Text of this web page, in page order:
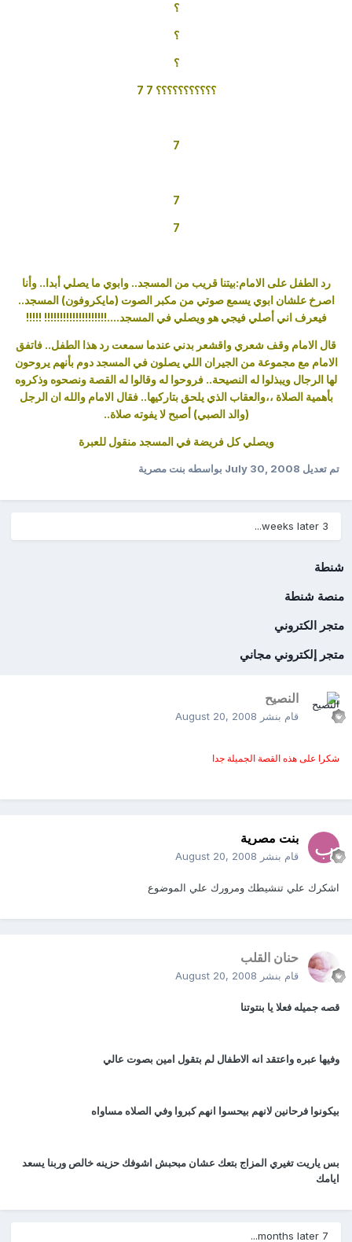
؟
؟
؟
؟؟؟؟؟؟؟؟؟؟؟7
7
7
7
7
رد الطفل على الامام:بيتنا قريب من المسجد.. وابوي ما يصلي أبدا.. وأنا
اصرخ علشان ابوي يسمع صوتي من مكبر الصوت (مايكروفون) المسجد..
فيعرف اني أصلي فيجي هو ويصلي في المسجد....!!!!!!!!!!!!!!!!!!!! !!!!!
قال الامام وقف شعري واقشعر بدني عندما سمعت رد هذا الطفل..فاتفق
الامام مع مجموعة من الجيران اللي يصلون في المسجد دوم بأنهم يروحون
لها الرجال ويبذلوا له النصيحة..فروحوا له وقالوا له القصة ونصحوه وذكروه
بأهمية الصلاة ،،والعقاب الذي يلحق بتاركيها..فقال الامام والله ان الرجل
(والد الصبي) أصبح لا يفوتهصلاة..
ويصلي كل فريضة في المسجدمنقول للعبرة
تم تعديلJuly 30, 2008بواسطه بنت مصرية
3 weeks later...
شنطة
منصة شنطة
متجر الكتروني
متجر إلكتروني مجاني
النصيح
قام بنشر August 20, 2008
شكرا على هذه القصة الجميلة جدا
بنت مصرية
قام بنشر August 20, 2008
اشكرك علي تنشيطك ومرورك علي الموضوع
حنان القلب
قام بنشر August 20, 2008
قصه جميله فعلا يا بنتوتنا
وفيها عبره واعتقد انه الاطفال لم بتقول امين بصوت عالي
بيكونوا فرحانين لانهم بيحسوا انهم كبروا وفي الصلاه مساواه
بس ياريت تغيري المزاج بتعك عشان مبحبش اشوفك حزينه خالص وربنا يسعد
ايامك
7 months later...